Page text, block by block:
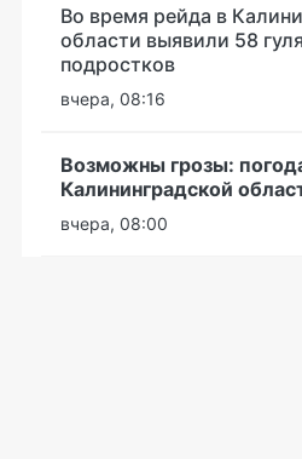
Во время рейда в
области выявили 58
подростков
вчера, 08:16
Возможны грозы:
Калининградской
вчера, 08:00